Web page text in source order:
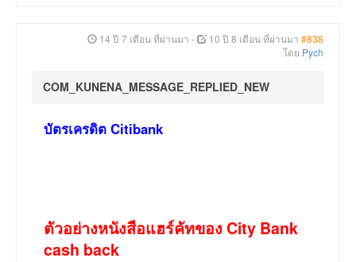
14 ปี 7 เดือน ที่ผ่านมา - 10 ปี 8 เดือน ที่ผ่านมา #838
โดย Pych
COM_KUNENA_MESSAGE_REPLIED_NEW
บัตรเครดิต Citibank
ตัวอย่างหนังสือแฮร์คัทของ City Bank
cash back